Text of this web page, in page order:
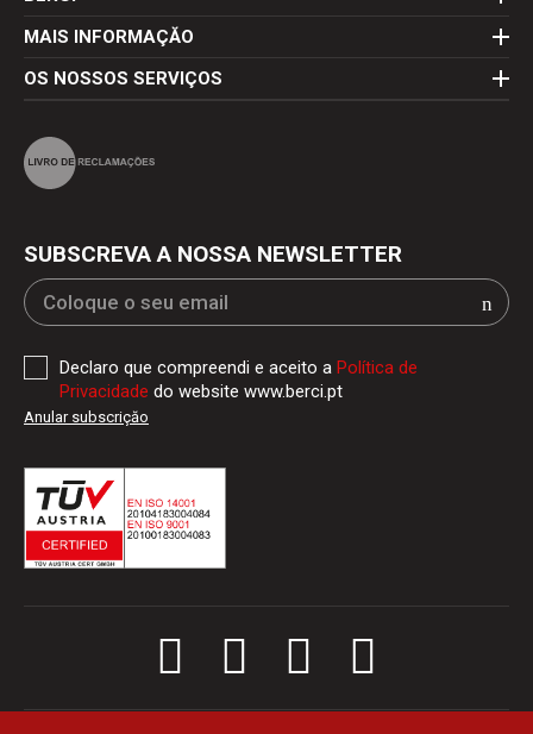
MAIS INFORMAÇĂO
OS NOSSOS SERVIÇOS
SUBSCREVA A NOSSA NEWSLETTER
Declaro que compreendi e aceito a Política de
Privacidade do website www.berci.pt
Anular subscriçăo